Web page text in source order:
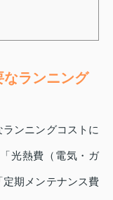
ランニング
ンニングコストに
光熱費（電気・ガ
期メンテナンス費